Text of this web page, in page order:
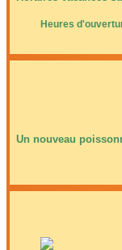
Heures
Un nouveau